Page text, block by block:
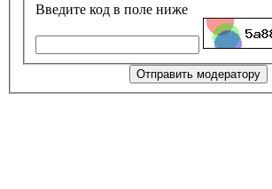
Введите код в поле ниже
Отправить модератору